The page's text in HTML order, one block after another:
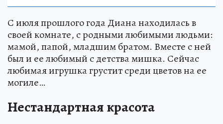
С июля прошлого года Диана находилась в
своей комнате, с родными любимыми людьми:
мамой, папой, младшим братом. Вместе с ней
был и ее любимый с детства мишка. Сейчас
любимая игрушка грустит среди цветов на ее
могиле…
Нестандартная красота